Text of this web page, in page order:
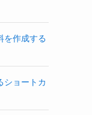
を作成する
ショートカ